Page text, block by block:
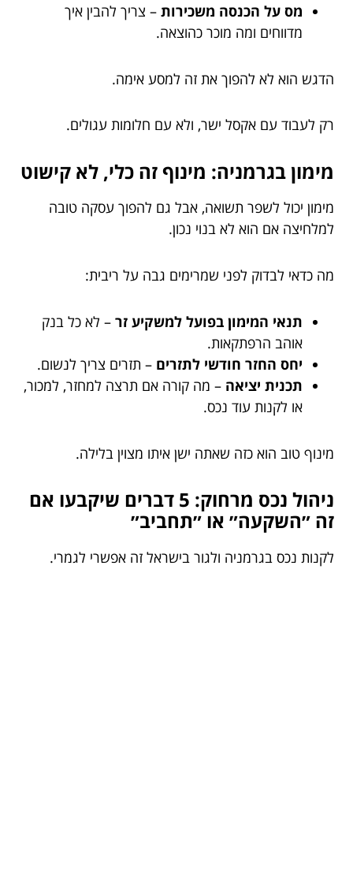
מס על הכנסה משכירות – צריך להבין איך
מדווחים ומה מוכר כהוצאה.
הדגש הוא לא להפוך את זה למסע אימה.
רק לעבוד עם אקסל ישר, ולא עם חלומות עגולים.
מימון בגרמניה: מינוף זה כלי, לא קישוט
מימון יכול לשפר תשואה, אבל גם להפוך עסקה טובה
למלחיצה אם הוא לא בנוי נכון.
מה כדאי לבדוק לפני שמרימים גבה על ריבית:
תנאי המימון בפועל למשקיע זר – לא כל בנק
אוהב הרפתקאות.
יחס החזר חודשי לתזרים – תזרים צריך לנשום.
תכנית יציאה – מה קורה אם תרצה למחזר, למכור,
או לקנות עוד נכס.
מינוף טוב הוא כזה שאתה ישן איתו מצוין בלילה.
ניהול נכס מרחוק: 5 דברים שיקבעו אם
זה ״השקעה״ או ״תחביב״
לקנות נכס בגרמניה ולגור בישראל זה אפשרי לגמרי.